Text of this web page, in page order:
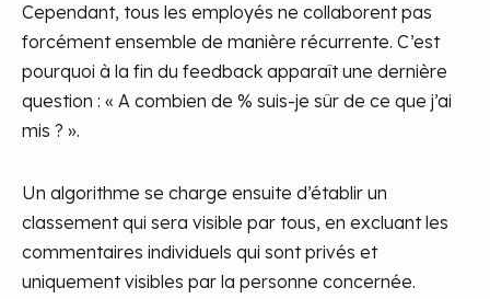
Cependant, tous les employés ne collaborent pas
forcément ensemble de manière récurrente. C’est
pourquoi à la fin du feedback apparaît une dernière
question : « A combien de % suis-je sûr de ce que j’ai
mis ? ».
Un algorithme se charge ensuite d’établir un
classement qui sera visible par tous, en excluant les
commentaires individuels qui sont privés et
uniquement visibles par la personne concernée.